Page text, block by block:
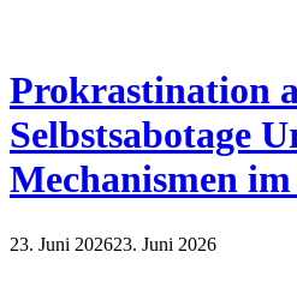
Prokrastination
Selbstsabotage
Mechanismen
23. Juni 202623. Juni 2026